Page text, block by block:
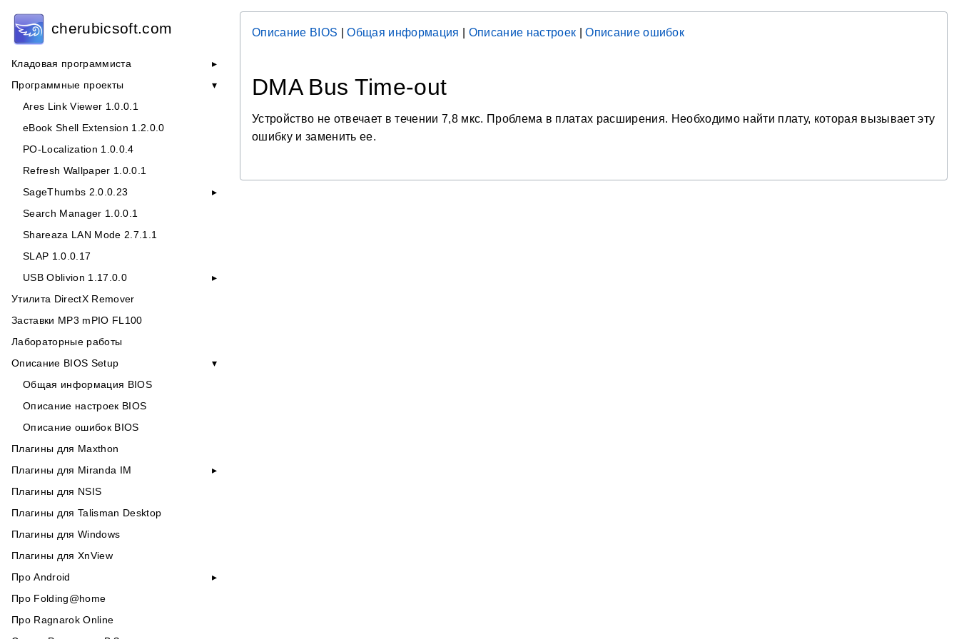
cherubicsoft.com
Кладовая программиста
Программные проекты
Ares Link Viewer 1.0.0.1
eBook Shell Extension 1.2.0.0
PO-Localization 1.0.0.4
Refresh Wallpaper 1.0.0.1
SageThumbs 2.0.0.23
Search Manager 1.0.0.1
Shareaza LAN Mode 2.7.1.1
SLAP 1.0.0.17
USB Oblivion 1.17.0.0
Утилита DirectX Remover
Заставки MP3 mPIO FL100
Лабораторные работы
Описание BIOS Setup
Общая информация BIOS
Описание настроек BIOS
Описание ошибок BIOS
Плагины для Maxthon
Плагины для Miranda IM
Плагины для NSIS
Плагины для Talisman Desktop
Плагины для Windows
Плагины для XnView
Про Android
Про Folding@home
Про Ragnarok Online
Описание BIOS |Общая информация Описание настроек |Описание ошибок
DMA Bus Time-out
Устройство не отвечает в течении 7,8 мкс. Проблема в платах расширения. Необходимо найти плату, которая вызывает эту
ошибку и заменить ее.